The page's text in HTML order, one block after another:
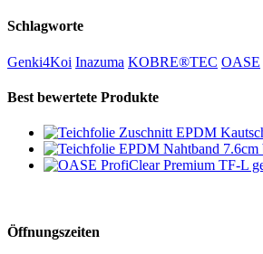
Schlagworte
Genki4Koi Inazuma KOBRE®TEC OASE
Best bewertete Produkte
Öffnungszeiten